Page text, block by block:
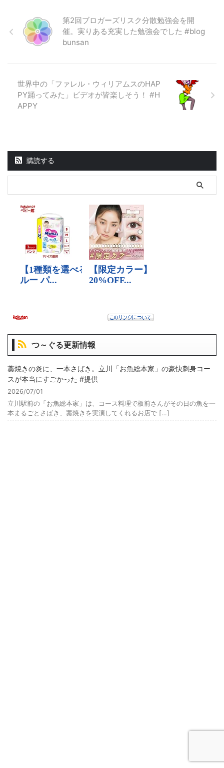
第2回ブロガーズリスク分散勉強会を開
催。実りある充実した勉強会でした #blog
bunsan
世界中の「ファレル・ウィリアムスのHAP
PY踊ってみた」ビデオが皆楽しそう！ #H
APPY
購読する
つ～ぐる更新情報
藁焼きの炎に、一本さばき。立川「お魚総本家」の豪快刺身コー
スが本当にすごかった #提供
2026/07/01
立川駅前の「お魚総本家」は、コース料理で板前さんがその日の魚を一
本まるごとさばき、藁焼きを実演してくれるお店で […]